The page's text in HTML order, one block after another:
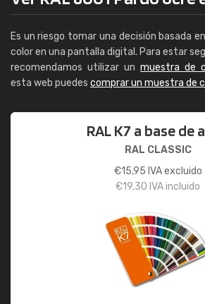
Es un riesgo tomar una decisión basada
color en una pantalla digital. Para estar
recomendamos utilizar un muestra de
esta web puedes comprar un muestra de
RAL K7 a base de
RAL CLASSIC
€15,95 IVA excluido
€19,30 IVA incluido